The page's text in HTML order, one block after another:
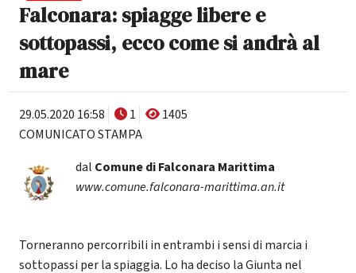
Falconara: spiagge libere e
sottopassi, ecco come si andrà al
mare
29.05.2020 16:58 1
1405
COMUNICATO STAMPA
dal Comune di Falconara Marittima
www.comune.falconara-marittima.an.it
Torneranno percorribili in entrambi i sensi di marcia i
sottopassi per la spiaggia. Lo ha deciso la Giunta nel